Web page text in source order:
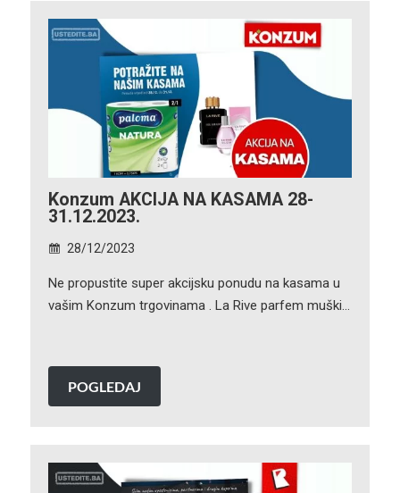
Konzum AKCIJA NA KASAMA 28-
31.12.2023.
28/12/2023
Ne propustite super akcijsku ponudu na kasama u
vašim Konzum trgovinama . La Rive parfem muški…
POGLEDAJ